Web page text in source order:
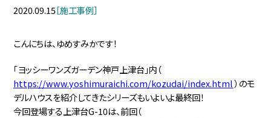
2020.09.15［施工事例］
こんにちは、ゆめすみかです！
「ヨッシーワンズガーデン神戸上津台」内（
https://www.yoshimuraichi.com/kozudai/index.html）のモ
デルハウスを紹介してきたシリーズもいよいよ最終回！
今回登場する上津台G-10は、前回（